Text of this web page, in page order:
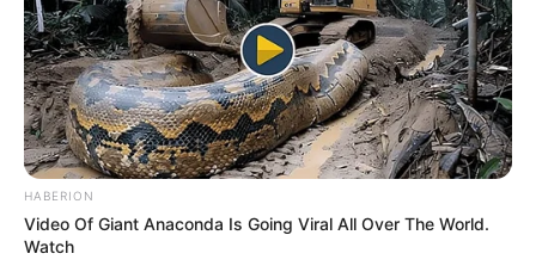
HABERION
Video Of Giant Anaconda Is Going Viral All Over The World.
Watch